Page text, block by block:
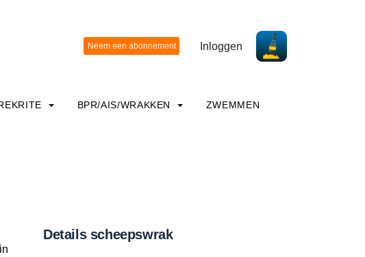
Inloggen
BPR/AIS/WRAKKEN ZWEMMEN
Details scheepswrak